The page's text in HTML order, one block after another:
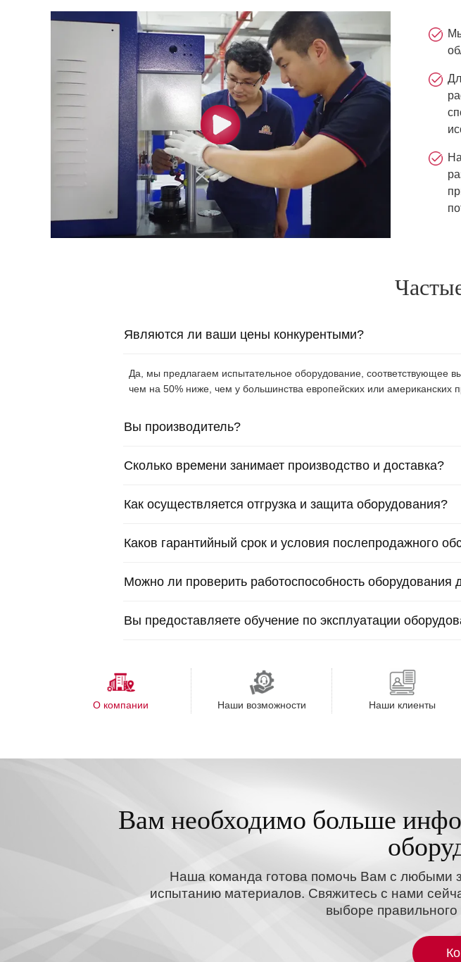
Являются ли ваши цены конкурентыми?
Да, мы предлагаем испытательное оборудование, соответствующее
чем на 50% ниже, чем у большинства европейских или американских
Вы производитель?
Сколько времени занимает производство и доставка?
Как осуществляется отгрузка и защита оборудования?
Каков гарантийный срок и условия послепродажного
Можно ли проверить работоспособность оборудования
Вы предоставляете обучение по эксплуатации
О компании Наши возможности Наши клиенты
Вам необходимо больше
Наша команда готова помочь Вам с любыми
испытанию материалов. Свяжитесь с нами
выборе правильного